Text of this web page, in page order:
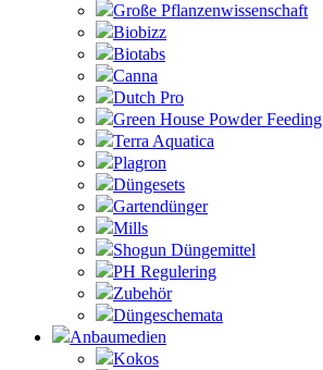
Große Pflanzenwissenschaft
Biobizz
Biotabs
Canna
Dutch Pro
Green House Powder Feeding
Terra Aquatica
Plagron
Düngesets
Gartendünger
Mills
Shogun Düngemittel
PH Regulering
Zubehör
Düngeschemata
Anbaumedien
Kokos